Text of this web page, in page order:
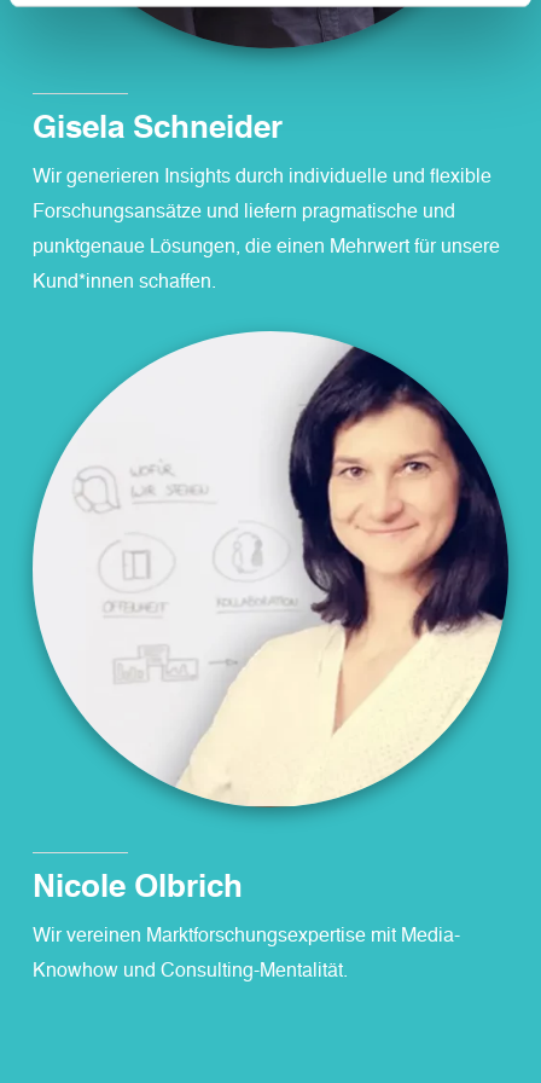
Gisela Schneider
Wir generieren Insights durch individuelle und flexible
Forschungsansätze und liefern pragmatische und
punktgenaue Lösungen, die einen Mehrwert für unsere
Kund*innen schaffen.
Nicole Olbrich
Wir vereinen Marktforschungsexpertise mit Media-
Knowhow und Consulting-Mentalität.